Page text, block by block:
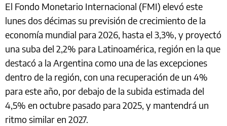
El Fondo Monetario Internacional (FMI) elevó este
lunes dos décimas su previsión de crecimiento de la
economía mundial para 2026, hasta el 3,3%, y proyectó
una suba del 2,2% para Latinoamérica, región en la que
destacó a la Argentina como una de las excepciones
dentro de la región, con una recuperación de un 4%
para este año, por debajo de la subida estimada del
4,5% en octubre pasado para 2025, y mantendrá un
ritmo similar en 2027.